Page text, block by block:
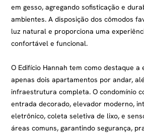
em gesso, agregando sofisticação e
ambientes. A disposição dos cômodos
luz natural e proporciona uma
confortável e funcional.
O Edifício Hannah tem como destaque a
apenas dois apartamentos por andar,
infraestrutura completa. O condomínio
entrada decorado, elevador moderno,
eletrônico, coleta seletiva de lixo, e
áreas comuns, garantindo segurança,